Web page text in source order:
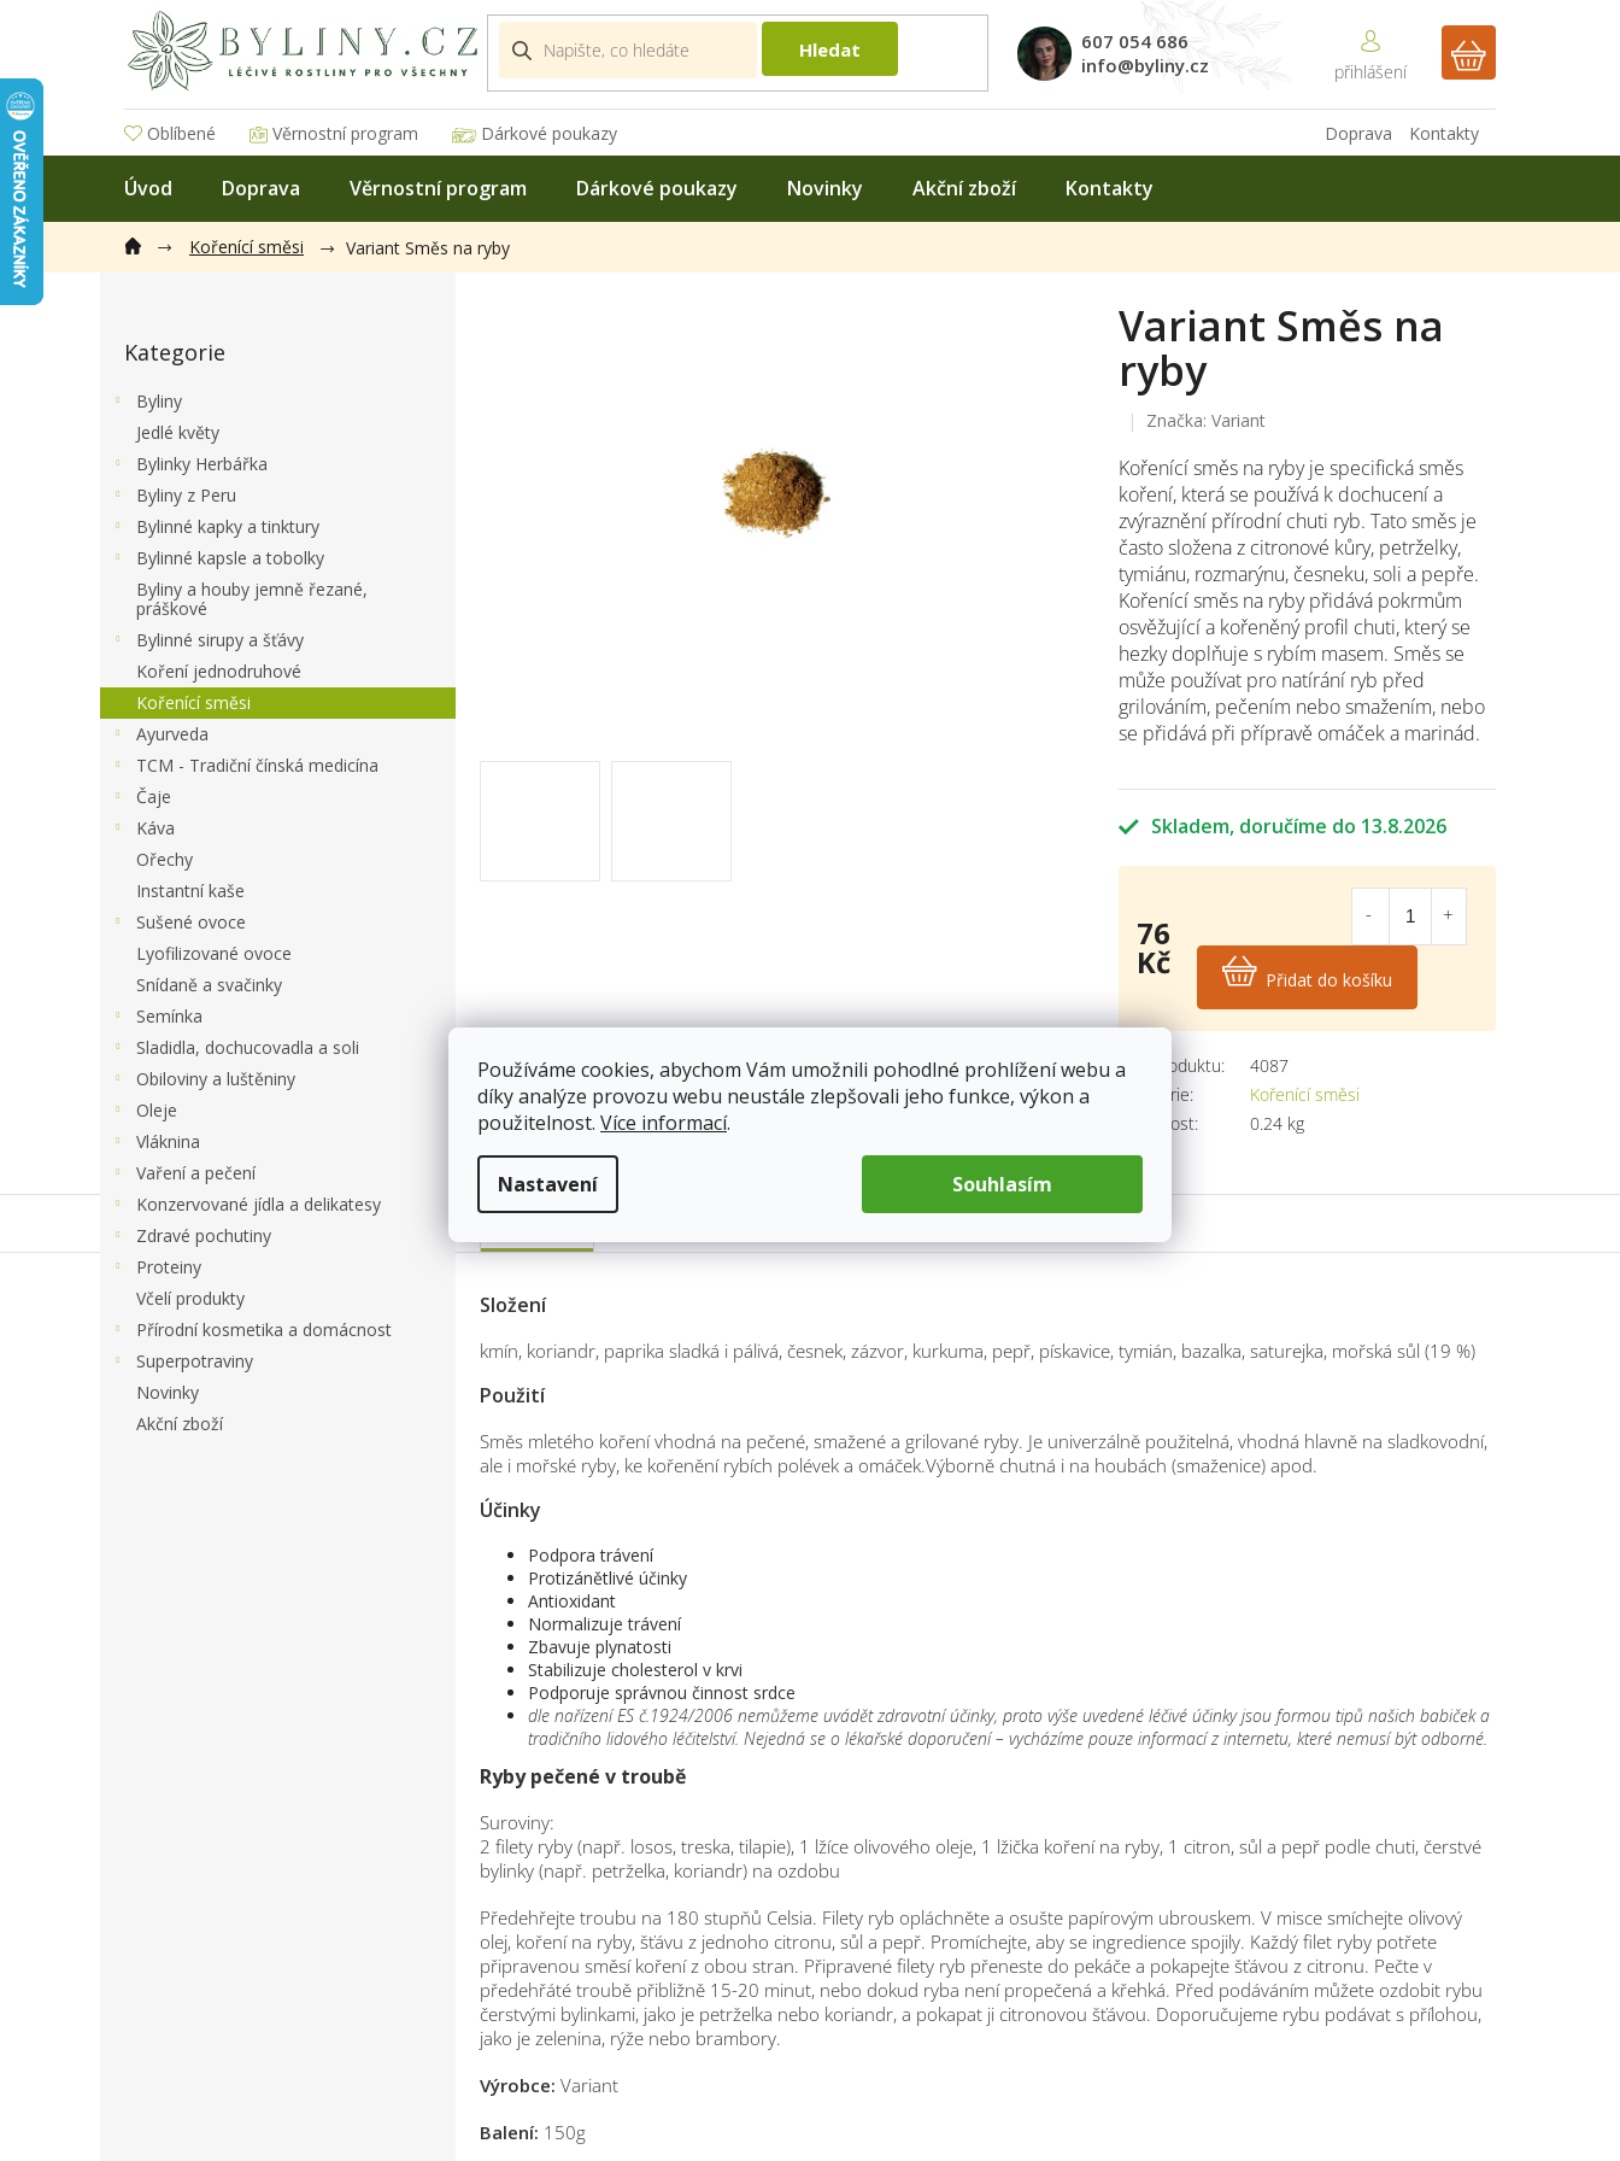
Používáme cookies, abychom Vám umožnili pohodlné prohlížení webu a
díky analýze provozu webu neustále zlepšovali jeho funkce, výkon a
použitelnost. Více informací.
Nastavení Souhlasím
Hledat
607 054 686
info@byliny.cz
NÁKUPNÍ
Oblíbené Věrnostní program Dárkové poukazy Kontakty
Doprava
Úvod Doprava Věrnostní program Dárkové poukazy Novinky Akční zboží Kontakty
Kořenící směsi Variant Směs na ryby
kategorie
Kategorie
Byliny
Jedlé květy
Bylinky Herbářka
Byliny z Peru
Bylinné kapky a tinktury
Bylinné kapsle a tobolky
Byliny a houby jemně řezané,
práškové
Bylinné sirupy a šťávy
Koření jednodruhové
Kořenící směsi
Ayurveda
TCM - Tradiční čínská medicína
Čaje
Káva
Ořechy
Instantní kaše
Sušené ovoce
Lyofilizované ovoce
Snídaně a svačinky
Semínka
Sladidla, dochucovadla a soli
Obiloviny a luštěniny
Oleje
Vláknina
Vaření a pečení
Konzervované jídla a delikatesy
Zdravé pochutiny
Proteiny
Včelí produkty
Přírodní kosmetika a domácnost
Superpotraviny
Novinky
Akční zboží
Skladem 13.8.2026
Kořenící směs na ryby je specifická směs
koření, která se používá k dochucení a
zvýraznění přírodní chuti ryb. Tato směs je
často složena z citronové kůry, petrželky,
tymiánu, rozmarýnu, česneku, soli a pepře.
Kořenící směs na ryby přidává pokrmům
osvěžující a kořeněný profil chuti, který se
hezky doplňuje s rybím masem. Směs se
může používat pro natírání ryb před
grilováním, pečením nebo smažením, nebo
se přidává při přípravě omáček a marinád.
Variant Směs na
ryby
Značka: Variant
Kód produktu:
4087
Kategorie:
Kořenící směsi
Hmotnost: 0.24 kg
76
Kč Přidat do košíku
Složení
kmín, koriandr, paprika sladká i pálivá, česnek, zázvor, kurkuma, pepř, pískavice, tymián, bazalka, saturejka, mořská sůl (19 %)
Použití
Směs mletého koření vhodná na pečené, smažené a grilované ryby. Je univerzálně použitelná, vhodná hlavně na sladkovodní,
ale i mořské ryby, ke kořenění rybích polévek a omáček.Výborně chutná i na houbách (smaženice) apod.
Účinky
Podpora trávení
Protizánětlivé účinky
Antioxidant
Normalizuje trávení
Zbavuje plynatosti
Stabilizuje cholesterol v krvi
Podporuje správnou činnost srdce
dle nařízení ES č.1924/2006 nemůžeme uvádět zdravotní účinky, proto výše uvedené léčivé účinky jsou formou tipů našich babiček a
tradičního lidového léčitelství. Nejedná se o lékařské doporučení – vycházíme pouze informací z internetu, které nemusí být odborné.
Ryby pečené v troubě
Suroviny:
2 filety ryby (např. losos, treska, tilapie), 1 lžíce olivového oleje, 1 lžička koření na ryby, 1 citron, sůl a pepř podle chuti, čerstvé
bylinky (např. petrželka, koriandr) na ozdobu
Předehřejte troubu na 180 stupňů Celsia. Filety ryb opláchněte a osušte papírovým ubrouskem. V misce smíchejte olivový
olej, koření na ryby, šťávu z jednoho citronu, sůl a pepř. Promíchejte, aby se ingredience spojily. Každý filet ryby potřete
připravenou směsí koření z obou stran. Připravené filety ryb přeneste do pekáče a pokapejte šťávou z citronu. Pečte v
předehřáté troubě přibližně 15-20 minut, nebo dokud ryba není propečená a křehká. Před podáváním můžete ozdobit rybu
čerstvými bylinkami, jako je petrželka nebo koriandr, a pokapat ji citronovou šťávou. Doporučujeme rybu podávat s přílohou,
jako je zelenina, rýže nebo brambory.
Výrobce: Variant
Balení: 150g